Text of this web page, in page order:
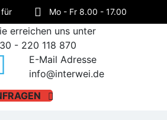
für
und
Mo - Fr 8.00 - 17.00
Haynauer Straße 60,
12249 Berlin
erreichen uns unter
- 220 118 870
E-Mail Adresse
info@interwei.de